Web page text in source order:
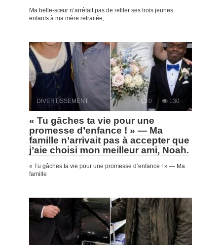
Ma belle-sœur n’arrêtait pas de refiler ses trois jeunes
enfants à ma mère retraitée,
DIVERTISSEMENT 0 130
« Tu gâches ta vie pour une
promesse d’enfance ! » — Ma
famille n’arrivait pas à accepter que
j’aie choisi mon meilleur ami, Noah.
« Tu gâches ta vie pour une promesse d’enfance ! » — Ma
famille